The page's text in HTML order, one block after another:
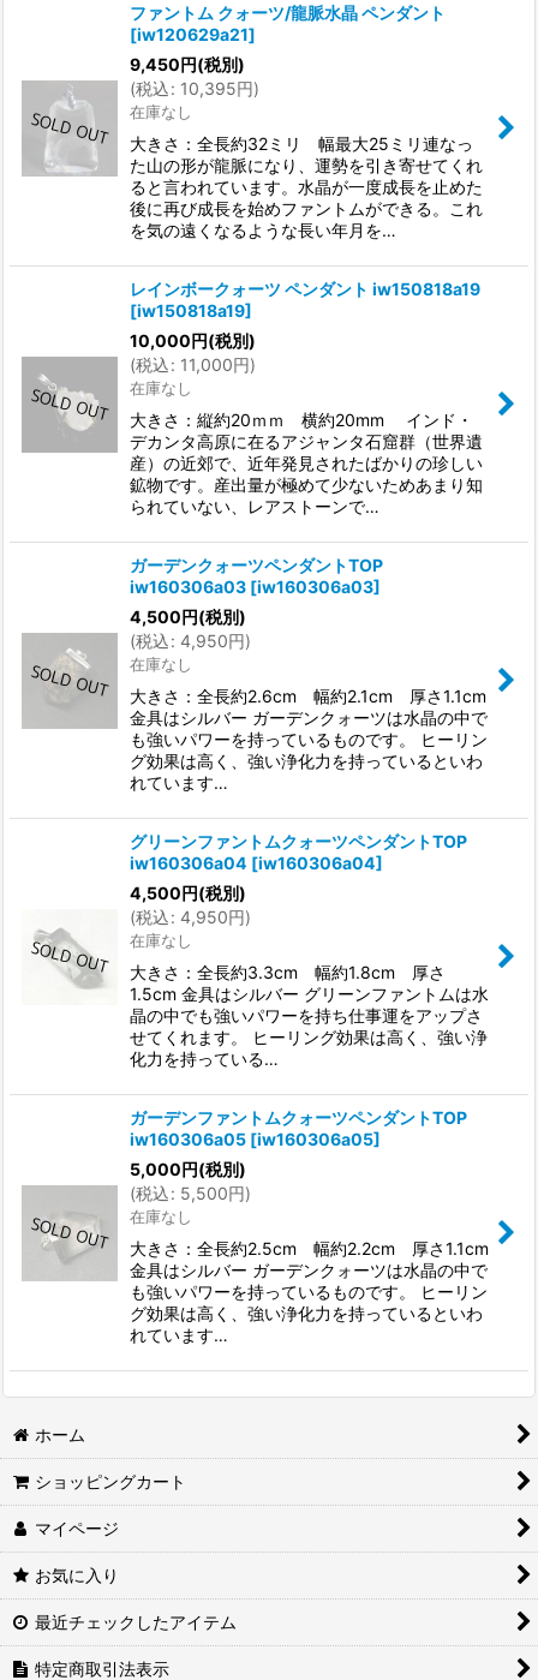
ファントム クォーツ/龍脈水晶 ペンダント
[iw120629a21]
9,450円(税別)
(税込: 10,395円)
在庫なし
大きさ：全長約32ミリ 幅最大25ミリ連なっ
た山の形が龍脈になり、運勢を引き寄せてくれ
ると言われています。水晶が一度成長を止めた
後に再び成長を始めファントムができる。これ
を気の遠くなるような長い年月を…
レインボークォーツ ペンダント iw150818a19
[iw150818a19]
10,000円(税別)
(税込: 11,000円)
在庫なし
大きさ：縦約20ｍｍ 横約20mm インド・
デカンタ高原に在るアジャンタ石窟群（世界遺
産）の近郊で、近年発見されたばかりの珍しい
鉱物です。産出量が極めて少ないためあまり知
られていない、レアストーンで…
ガーデンクォーツペンダントTOP
iw160306a03 [iw160306a03]
4,500円(税別)
(税込: 4,950円)
在庫なし
大きさ：全長約2.6cm 幅約2.1cm 厚さ1.1cm
金具はシルバー ガーデンクォーツは水晶の中で
も強いパワーを持っているものです。 ヒーリン
グ効果は高く、強い浄化力を持っているといわ
れています…
グリーンファントムクォーツペンダントTOP
iw160306a04 [iw160306a04]
4,500円(税別)
(税込: 4,950円)
在庫なし
大きさ：全長約3.3cm 幅約1.8cm 厚さ
1.5cm 金具はシルバー グリーンファントムは水
晶の中でも強いパワーを持ち仕事運をアップさ
せてくれます。 ヒーリング効果は高く、強い浄
化力を持っている…
ガーデンファントムクォーツペンダントTOP
iw160306a05 [iw160306a05]
5,000円(税別)
(税込: 5,500円)
在庫なし
大きさ：全長約2.5cm 幅約2.2cm 厚さ1.1cm
金具はシルバー ガーデンクォーツは水晶の中で
も強いパワーを持っているものです。 ヒーリン
グ効果は高く、強い浄化力を持っているといわ
れています…
ホーム
ショッピングカート
マイページ
お気に入り
最近チェックしたアイテム
特定商取引法表示